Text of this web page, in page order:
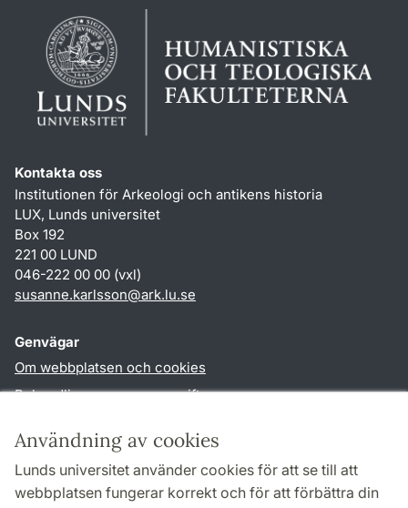
Användning av cookies
Lunds universitet använder cookies för att se till att
webbplatsen fungerar korrekt och för att förbättra din
Kontakta oss
Institutionen för Arkeologi och antikens historia
LUX, Lunds universitet
Box 192
221 00 LUND
046-222 00 00 (vxl)
susanne.karlsson@ark.lu.se
Genvägar
Om webbplatsen och cookies
Behandling av personuppgifter
TYPO3-login
Följ oss i sociala medier